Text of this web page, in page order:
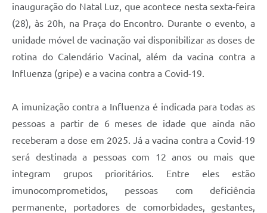
inauguração do Natal Luz, que acontece nesta sexta-feira
(28), às 20h, na Praça do Encontro. Durante o evento, a
unidade móvel de vacinação vai disponibilizar as doses de
rotina do Calendário Vacinal, além da vacina contra a
Influenza (gripe) e a vacina contra a Covid-19.
A imunização contra a Influenza é indicada para todas as
pessoas a partir de 6 meses de idade que ainda não
receberam a dose em 2025. Já a vacina contra a Covid-19
será destinada a pessoas com 12 anos ou mais que
integram grupos prioritários. Entre eles estão
imunocomprometidos, pessoas com deficiência
permanente, portadores de comorbidades, gestantes,